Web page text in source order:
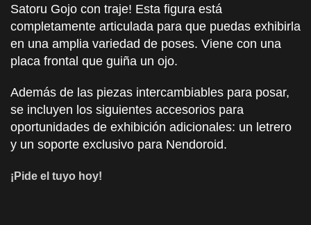
Satoru Gojo con traje! Esta figura está
completamente articulada para que puedas exhibirla
en una amplia variedad de poses. Viene con una
placa frontal que guiña un ojo.
Además de las piezas intercambiables para posar,
se incluyen los siguientes accesorios para
oportunidades de exhibición adicionales: un letrero
y un soporte exclusivo para Nendoroid.
¡Pide el tuyo hoy!